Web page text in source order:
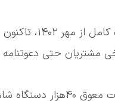
🔹مشتریان گفتند
مشتریان حتی دعوتنامه
🔹مدیر فروش سایپا گفته تا